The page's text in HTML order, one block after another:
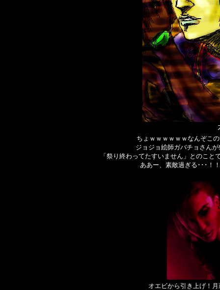
ちょｗｗｗｗｗｗなんぞこ
ジョジョ絵師ガバチョさん
「祭り終わってたすいません」とのこ
ああー、素敵過ぎる･･･！
オエビから引き上げ！